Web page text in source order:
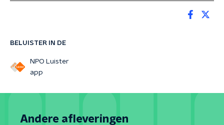
BELUISTER IN DE
NPO Luister
app
Andere afleveringen